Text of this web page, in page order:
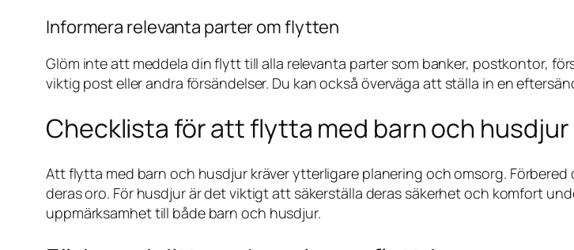
Informera relevanta parter om flytten
Glöm inte att meddela din flytt till alla relevanta parter som banker, postkontor,
viktig post eller andra försändelser. Du kan också överväga att ställa in en
Checklista för att flytta med barn och husdjur
Att flytta med barn och husdjur kräver ytterligare planering och omsorg.
deras oro. För husdjur är det viktigt att säkerställa deras säkerhet och komfort
uppmärksamhet till både barn och husdjur.